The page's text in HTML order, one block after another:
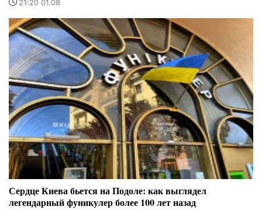
21:20 01.08
Сердце Киева бьется на Подоле: как выглядел
легендарный фуникулер более 100 лет назад